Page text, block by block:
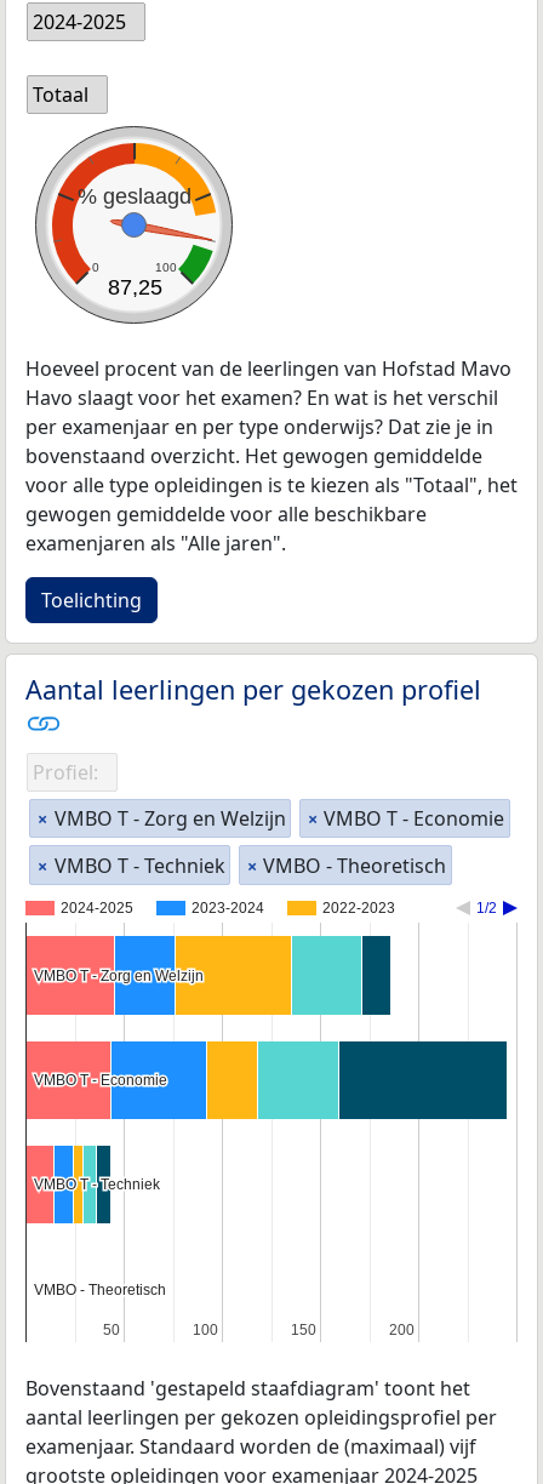
2024-2025
Totaal
% geslaagd
0 100
87,25
Hoeveel procent van de leerlingen van Hofstad Mavo
Havo slaagt voor het examen? En wat is het verschil
per examenjaar en per type onderwijs? Dat zie je in
bovenstaand overzicht. Het gewogen gemiddelde
voor alle type opleidingen is te kiezen als "Totaal", het
gewogen gemiddelde voor alle beschikbare
examenjaren als "Alle jaren".
Toelichting
Aantal leerlingen per gekozen profiel
Profiel:
× VMBO T - Zorg en Welzijn × VMBO T - Economie
× VMBO T - Techniek × VMBO - Theoretisch
2024-2025 2023-2024 2022-2023 1/2
50
50 100
100 150
150 200
200
VMBO T - Zorg en Welzijn
VMBO T - Zorg en Welzijn
VMBO T - Economie
VMBO T - Economie
VMBO T - Techniek
VMBO T - Techniek
VMBO - Theoretisch
VMBO - Theoretisch
Bovenstaand 'gestapeld staafdiagram' toont het
aantal leerlingen per gekozen opleidingsprofiel per
examenjaar. Standaard worden de (maximaal) vijf
grootste opleidingen voor examenjaar 2024-2025